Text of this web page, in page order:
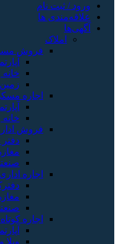
ورود / ثبت نام
علاقه‌مندی ها
آگهی‌ها
املاک
فروش
خانه
اجاره
خانه
فروش
اجاره
اجاره
ویلا